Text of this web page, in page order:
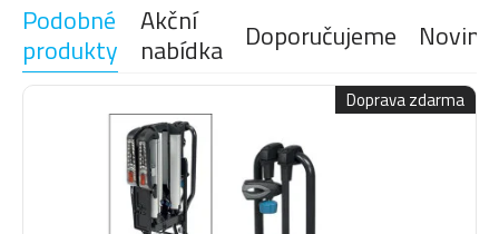
Podobné
produkty
Akční
nabídka Doporučujeme
Doprava zdarma